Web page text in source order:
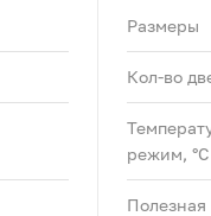
Размеры
Кол-во
режим, °C
Полезная